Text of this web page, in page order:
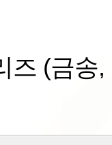
즈 (금송